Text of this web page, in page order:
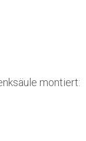
montiert: